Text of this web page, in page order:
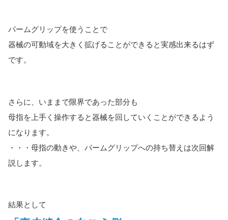
パームグリップを使うことで
器械の可動域を大きく拡げることができると実感出来るはず
です。
さらに、いままで限界であった部分も
母指を上手く操作すると器械を回していくことができるよう
になります。
・・・母指の動きや、パームグリップへの持ち替えは次回解
説します。
結果として